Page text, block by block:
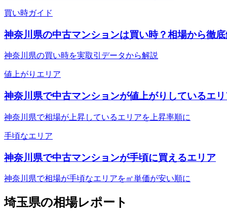
買い時ガイド
神奈川県の中古マンションは買い時？相場から徹
神奈川県の買い時を実取引データから解説
値上がりエリア
神奈川県で中古マンションが値上がりしているエ
神奈川県で相場が上昇しているエリアを上昇率順に
手頃なエリア
神奈川県で中古マンションが手頃に買えるエリア
神奈川県で相場が手頃なエリアを㎡単価が安い順に
埼玉県の相場レポート